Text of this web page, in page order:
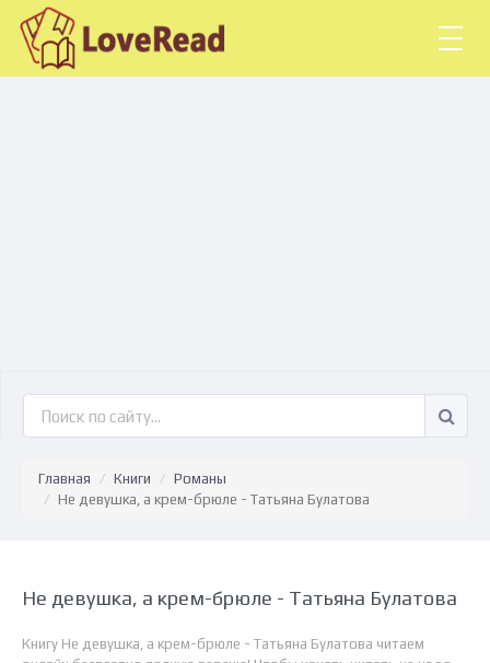
Главная Книги
Романы
Не девушка, а крем-брюле - Татьяна Булатова
Не девушка, а крем-брюле - Татьяна Булатова
Книгу Не девушка, а крем-брюле - Татьяна Булатова читаем